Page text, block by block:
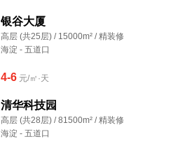
银谷大厦
高层 (共25层) / 15000m² / 精装修
海淀 - 五道口
4-6元/㎡·天
清华科技园
高层 (共28层) / 81500m² / 精装修
海淀 - 五道口